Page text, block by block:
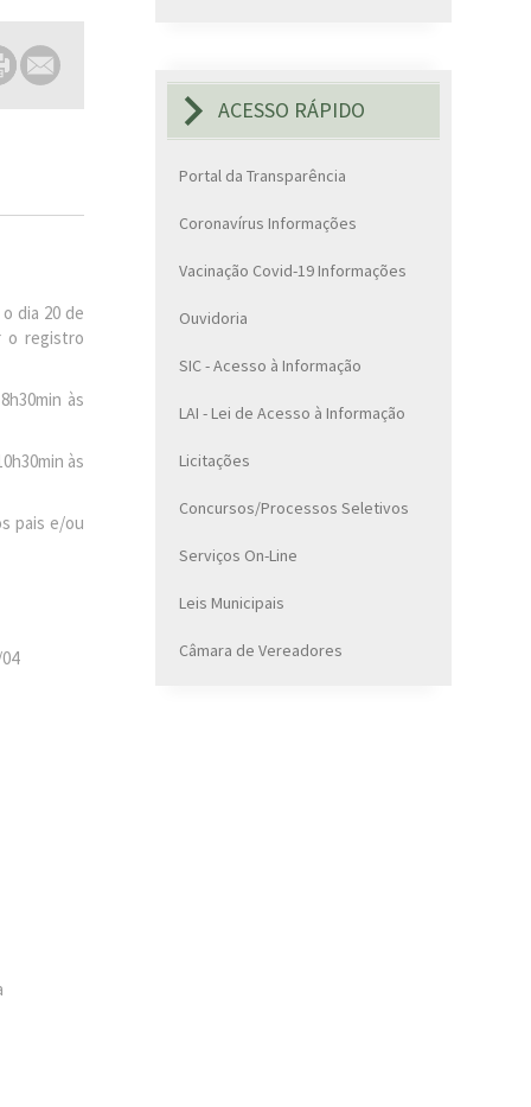
dia 20 de
o registro
às
às
pais e/ou
ACESSO RÁPIDO
Portal da Transparência
Coronavírus Informações
Vacinação Covid-19 Informações
Ouvidoria
SIC - Acesso à Informação
LAI - Lei de Acesso à Informação
Licitações
Concursos/Processos Seletivos
Serviços On-Line
Leis Municipais
Câmara de Vereadores